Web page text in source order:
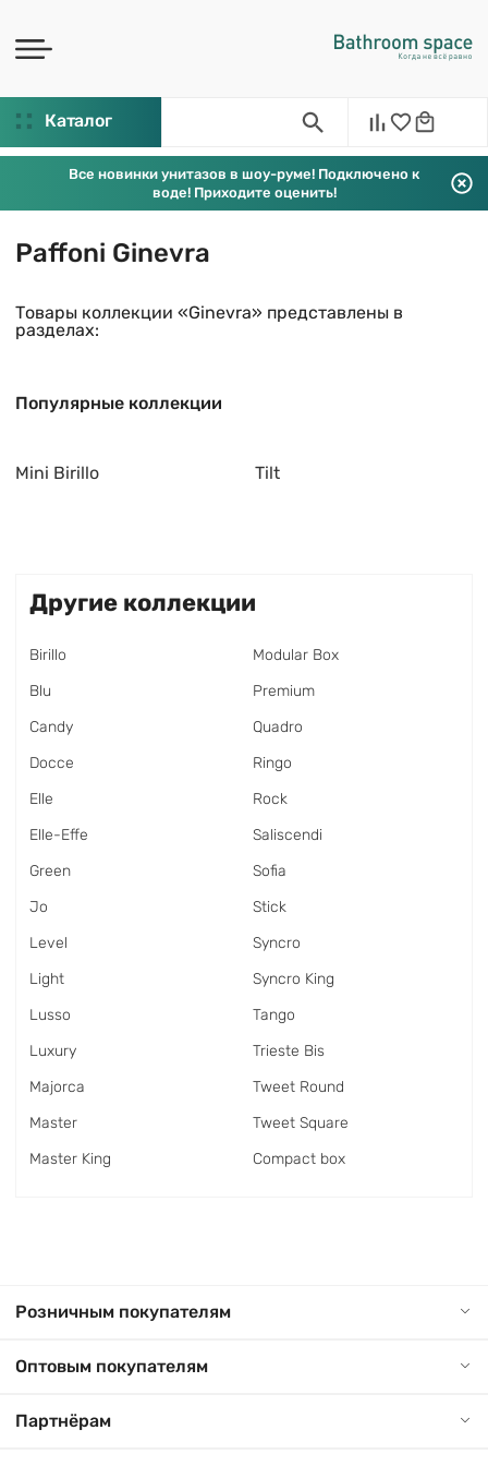
Каталог
Все новинки унитазов в шоу-руме! Подключено к
воде! Приходите оценить!
Paffoni Ginevra
Товары коллекции «Ginevra» представлены в
разделах:
Популярные коллекции
Mini Birillo Tilt
Другие коллекции
Birillo
Blu
Candy
Docce
Elle
Elle-Effe
Green
Jo
Level
Light
Lusso
Luxury
Majorca
Master
Master King
Modular Box
Premium
Quadro
Ringo
Rock
Saliscendi
Sofia
Stick
Syncro
Syncro King
Tango
Trieste Bis
Tweet Round
Tweet Square
Сompact box
Розничным покупателям
Оптовым покупателям
Партнёрам